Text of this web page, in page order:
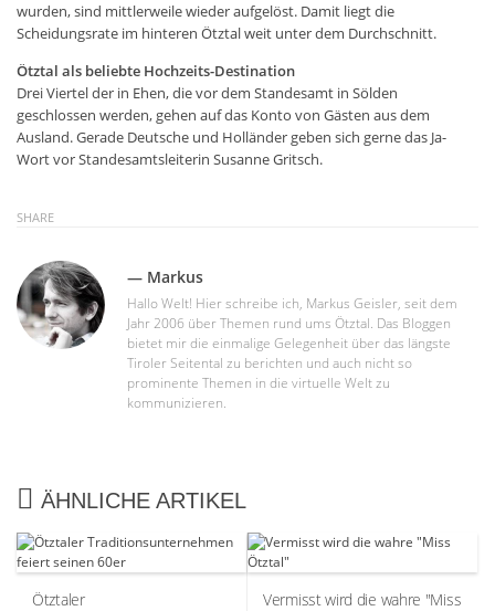
wurden, sind mittlerweile wieder aufgelöst. Damit liegt die
Scheidungsrate im hinteren Ötztal weit unter dem Durchschnitt.
Ötztal als beliebte Hochzeits-Destination
Drei Viertel der in Ehen, die vor dem Standesamt in Sölden
geschlossen werden, gehen auf das Konto von Gästen aus dem
Ausland. Gerade Deutsche und Holländer geben sich gerne das Ja-
Wort vor Standesamtsleiterin Susanne Gritsch.
SHARE
— Markus
Hallo Welt! Hier schreibe ich, Markus Geisler, seit dem
Jahr 2006 über Themen rund ums Ötztal. Das Bloggen
bietet mir die einmalige Gelegenheit über das längste
Tiroler Seitental zu berichten und auch nicht so
prominente Themen in die virtuelle Welt zu
kommunizieren.
ÄHNLICHE ARTIKEL
Ötztaler
Vermisst wird die wahre "Miss